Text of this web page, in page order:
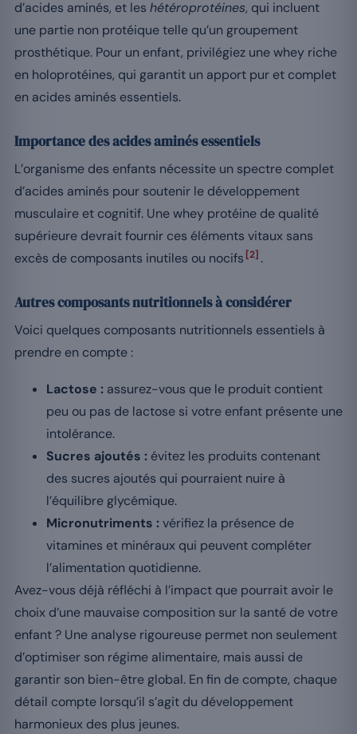
d’acides aminés, et les hétéroprotéines, qui incluent
une partie non protéique telle qu’un groupement
prosthétique. Pour un enfant, privilégiez une whey riche
en holoprotéines, qui garantit un apport pur et complet
en acides aminés essentiels.
Importance des acides aminés essentiels
L’organisme des enfants nécessite un spectre complet
d’acides aminés pour soutenir le développement
musculaire et cognitif. Une whey protéine de qualité
supérieure devrait fournir ces éléments vitaux sans
excès de composants inutiles ou nocifs [2] .
Autres composants nutritionnels à considérer
Voici quelques composants nutritionnels essentiels à
prendre en compte :
Lactose : assurez-vous que le produit contient
peu ou pas de lactose si votre enfant présente une
intolérance.
Sucres ajoutés : évitez les produits contenant
des sucres ajoutés qui pourraient nuire à
l’équilibre glycémique.
Micronutriments :vérifiez la présence de
vitamines et minéraux qui peuvent compléter
l’alimentation quotidienne.
Avez-vous déjà réfléchi à l’impact que pourrait avoir le
choix d’une mauvaise composition sur la santé de votre
enfant ? Une analyse rigoureuse permet non seulement
d’optimiser son régime alimentaire, mais aussi de
garantir son bien-être global. En fin de compte, chaque
détail compte lorsqu’il s’agit du développement
harmonieux des plus jeunes.